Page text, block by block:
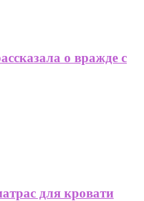
о вражде с
для кровати